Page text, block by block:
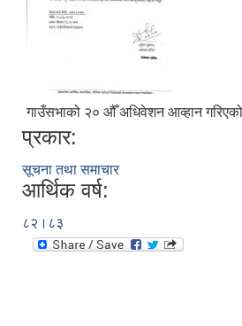
गाउँसभाको २० ‌‌औँ अधिवेशन आव्हान गरिएको
प्रकार:
सूचना तथा समाचार
आर्थिक वर्ष:
८२।८३